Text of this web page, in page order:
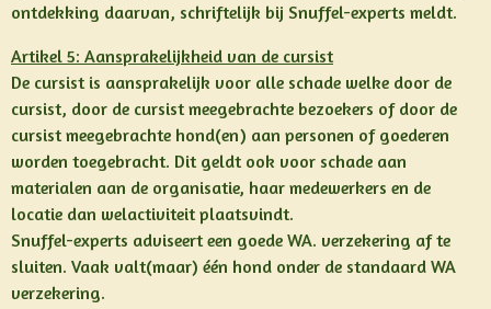
ontdekking daarvan, schriftelijk bij Snuffel-experts meldt.
Artikel 5: Aansprakelijkheid van de cursist
De cursist is aansprakelijk voor alle schade welke door de
cursist, door de cursist meegebrachte bezoekers of door de
cursist meegebrachte hond(en) aan personen of goederen
worden toegebracht. Dit geldt ook voor schade aan
materialen aan de organisatie, haar medewerkers en de
locatie dan welactiviteit plaatsvindt.
Snuffel-experts adviseert een goede WA. verzekering af te
sluiten. Vaak valt(maar) één hond onder de standaard WA
verzekering.